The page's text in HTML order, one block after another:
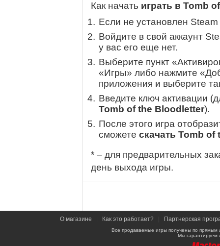
Как начать играть в Tomb
Если не установлен
Войдите в свой аккаунт
у вас его еще нет.
Выберите пункт
«Игры» либо нажмите
приложения и выберите
Введите ключ активации
Tomb of the Bloodletter).
После этого игра
сможете скачать Tomb
* – для предварительных
день выхода игры.
О магазине Как это работает? Партнерская
Все продаваемые игры получены по
Мы гарантируем